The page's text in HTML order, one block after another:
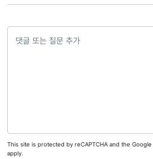
This site is protected by reCAPTCHA and the Google
apply.